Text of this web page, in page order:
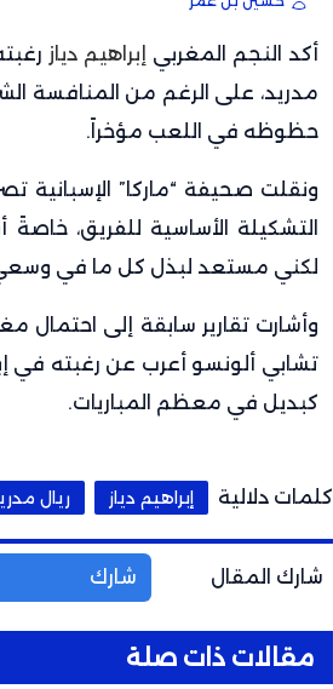
أكد النجم المغربي إبراهيم دياز
مدريد، على الرغم من المنافسة
حظوظه في اللعب مؤخراً.
ونقلت صحيفة “ماركا” الإسبانية
التشكيلة الأساسية للفريق،
لكني مستعد لبذل كل ما في وسعي
وأشارت تقارير سابقة إلى احتمال
تشابي ألونسو أعرب عن رغبته في
كبديل في معظم المباريات.
كلمات دلالية إبراهيم دياز ريال
شارك المقال شارك
مقالات ذات صلة